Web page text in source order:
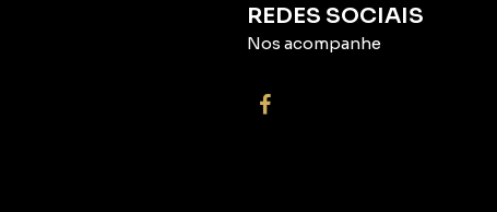
REDES SOCIAIS
Nos acompanhe